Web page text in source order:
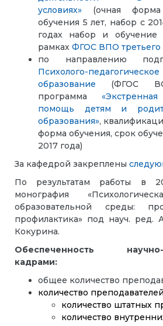
условиях» (очная форма
обучения 5 лет, набор с
годах набор и обучение
рамках ФГОС ВПО третьего
по направлению
Психолого-педагогическое
образование (ФГОС ВО),
программа
помощь детям и
образования»,
форма обучения, срок
2017 года)
За кафедрой закреплены
По результатам работы в
монография
образовательной среды:
профилактика» под науч. ред.
Кокурина.
Обеспеченность научно-
кадрами:
общее количество
количество
количество штатных
количество